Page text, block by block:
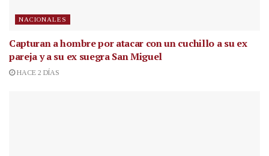
NACIONALES
Capturan a hombre por atacar con un cuchillo a su ex
pareja y a su ex suegra San Miguel
HACE 2 DÍAS